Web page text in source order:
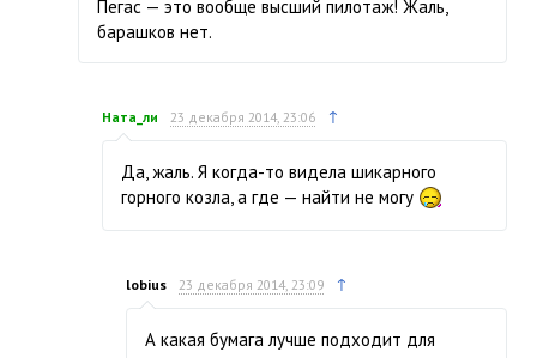
Пегас — это вообще высший пилотаж! Жаль,
барашков нет.
Ната_ли 23 декабря 2014, 23:06 ↑
Да, жаль. Я когда-то видела шикарного
горного козла, а где — найти не могу
lobius 23 декабря 2014, 23:09 ↑
А какая бумага лучше подходит для